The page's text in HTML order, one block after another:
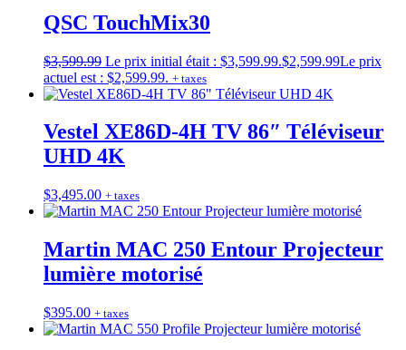
QSC TouchMix30
$3,599.99 Le prix initial était : $3,599.99.$2,599.99Le prix
actuel est : $2,599.99. + taxes
Vestel XE86D-4H TV 86″ Téléviseur
UHD 4K
$3,495.00 + taxes
Martin MAC 250 Entour Projecteur
lumière motorisé
$395.00 + taxes